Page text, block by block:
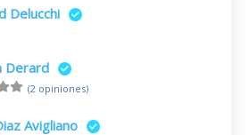
Delucchi
Derard
(2 opiniones)
Avigliano